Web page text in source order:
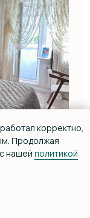
корректно,
Продолжая
нашей политикой